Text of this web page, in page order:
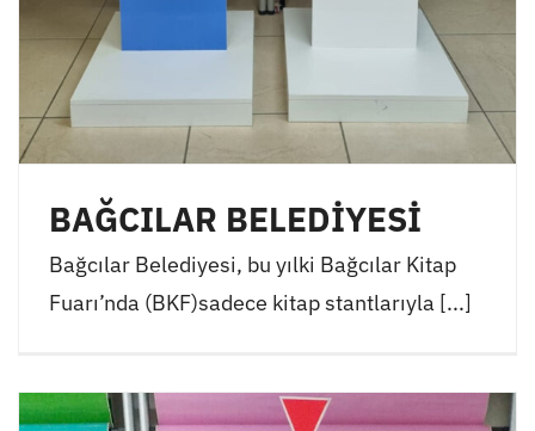
BAĞCILAR BELEDİYESİ
Bağcılar Belediyesi, bu yılki Bağcılar Kitap
Fuarı’nda (BKF)sadece kitap stantlarıyla [...]